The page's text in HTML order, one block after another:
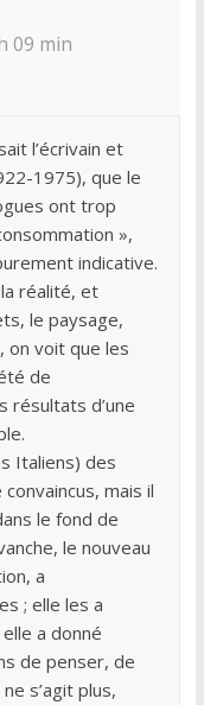
09 min
l’écrivain et
1975), que le
ont trop
»,
indicative.
la réalité, et
le paysage,
on voit que les
de
résultats d’une
Italiens) des
mais il
le fond de
le nouveau
a
; elle les a
a donné
de penser, de
s’agit plus,